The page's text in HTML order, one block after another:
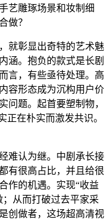
艺雕琢场景和妆制细
做？
彰显出奇特的艺术魅
涵。抱负的款式是长剧
言，有些亟待处理。高
容形态成为沉构用户价
问题。起首要塑制物，
正在朴实而激发共识。
认为继。中剧承长接
有很高占比，并且给很
作的机遇。实现“收益
从而打破过去平家采
创做者，这场超高清视